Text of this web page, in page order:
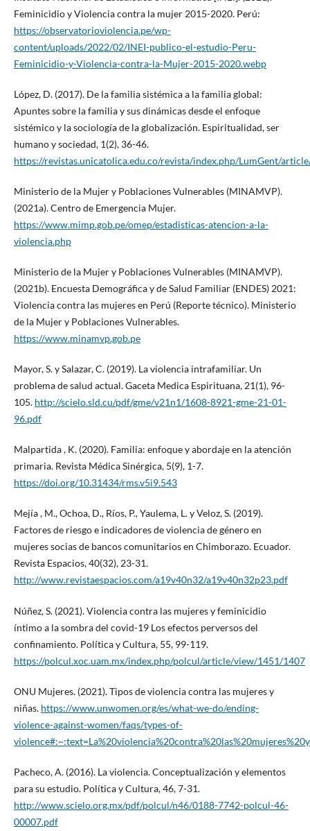
Feminicidio y Violencia contra la mujer 2015-2020. Perú:
https://observatorioviolencia.pe/wp-
content/uploads/2022/02/INEI-publico-el-estudio-Peru-
Feminicidio-y-Violencia-contra-la-Mujer-2015-2020.webp
López, D. (2017). De la familia sistémica a la familia global:
Apuntes sobre la familia y sus dinámicas desde el enfoque
sistémico y la sociología de la globalización. Espiritualidad, ser
humano y sociedad, 1(2), 36-46.
https://revistas.unicatolica.edu.co/revista/index.php/LumGent/
Ministerio de la Mujer y Poblaciones Vulnerables (MINAMVP).
(2021a). Centro de Emergencia Mujer.
https://www.mimp.gob.pe/omep/estadisticas-atencion-a-la-
violencia.php
Ministerio de la Mujer y Poblaciones Vulnerables (MINAMVP).
(2021b). Encuesta Demográfica y de Salud Familiar (ENDES) 2021:
Violencia contra las mujeres en Perú (Reporte técnico). Ministerio
de la Mujer y Poblaciones Vulnerables.
https://www.minamvp.gob.pe
Mayor, S. y Salazar, C. (2019). La violencia intrafamiliar. Un
problema de salud actual. Gaceta Medica Espirituana, 21(1), 96-
105. http://scielo.sld.cu/pdf/gme/v21n1/1608-8921-gme-21-01-
96.pdf
Malpartida , K. (2020). Familia: enfoque y abordaje en la atención
primaria. Revista Médica Sinérgica, 5(9), 1-7.
https://doi.org/10.31434/rms.v5i9.543
Mejía , M., Ochoa, D., Ríos, P., Yaulema, L. y Veloz, S. (2019).
Factores de riesgo e indicadores de violencia de género en
mujeres socias de bancos comunitarios en Chimborazo. Ecuador.
Revista Espacios, 40(32), 23-31.
http://www.revistaespacios.com/a19v40n32/a19v40n32p23.pdf
Núñez, S. (2021). Violencia contra las mujeres y feminicidio
íntimo a la sombra del covid-19 Los efectos perversos del
confinamiento. Política y Cultura, 55, 99-119.
https://polcul.xoc.uam.mx/index.php/polcul/article/view/1451/1407
ONU Mujeres. (2021). Tipos de violencia contra las mujeres y
niñas. https://www.unwomen.org/es/what-we-do/ending-
violence-against-women/faqs/types-of-
Pacheco, A. (2016). La violencia. Conceptualización y elementos
para su estudio. Política y Cultura, 46, 7-31.
http://www.scielo.org.mx/pdf/polcul/n46/0188-7742-polcul-46-
00007.pdf